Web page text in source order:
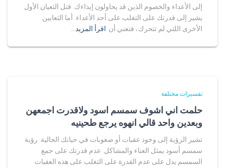
إلى الأعداء والخصوم الذين قد يحاولون إيذاءك. قتل الثعبان الأول
يشير إلى قدرتك على التغلب على أحد الأعداء. أما الثعابين
الأخرى اللتي لم تتحرك، فتعني أن اقرأ المزيد…
تفسيرات مختلفة
حلمت اني اشوف سمسم اسود ولاقدرت اجمعهن
وبعدين واحد قالي انهوه يرجع طحينيه
تشير الرؤية إلى وجود عقبات أو صعوبات في حياتك الحالية. رؤية
سمسم أسود يمثل العناء والمشاكل. عدم قدرتك على جمع
السمسم يدل على عدم القدرة على التغلب على هذه العقبات.